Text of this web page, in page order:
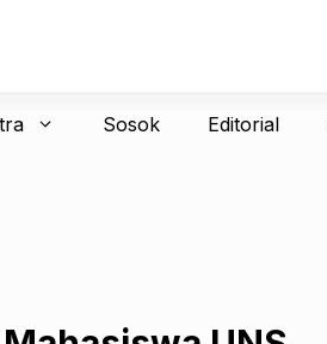
Sosok Editorial